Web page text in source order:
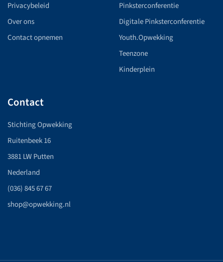
Privacybeleid
Over ons
Contact opnemen
Pinksterconferentie
Digitale Pinksterconferentie
Youth.Opwekking
Teenzone
Kinderplein
Contact
Stichting Opwekking
Ruitenbeek 16
3881 LW Putten
Nederland
(036) 845 67 67
shop@opwekking.nl